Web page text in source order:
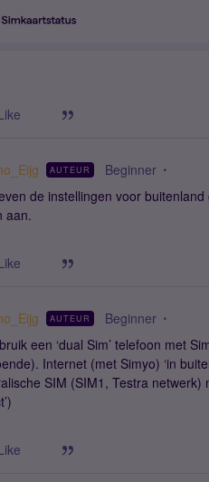
AUTEUR Beginner
de instellingen voor buitenland
aan.
AUTEUR Beginner
een ‘dual Sim’ telefoon met
Internet (met Simyo) ‘in
SIM (SIM1, Testra netwerk)